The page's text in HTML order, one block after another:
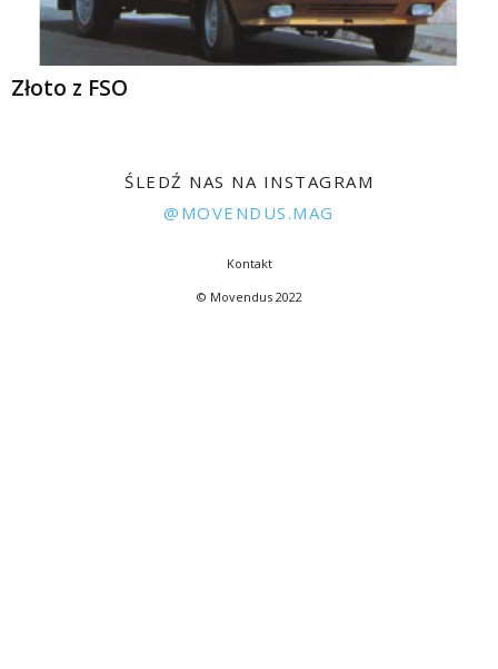
Złoto z FSO
ŚLEDŹ NAS NA INSTAGRAM
@MOVENDUS.MAG
Kontakt
© Movendus 2022